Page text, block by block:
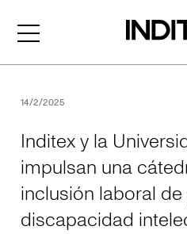
14/2/2025
Inditex y la
impulsan una
inclusión laboral
discapacidad